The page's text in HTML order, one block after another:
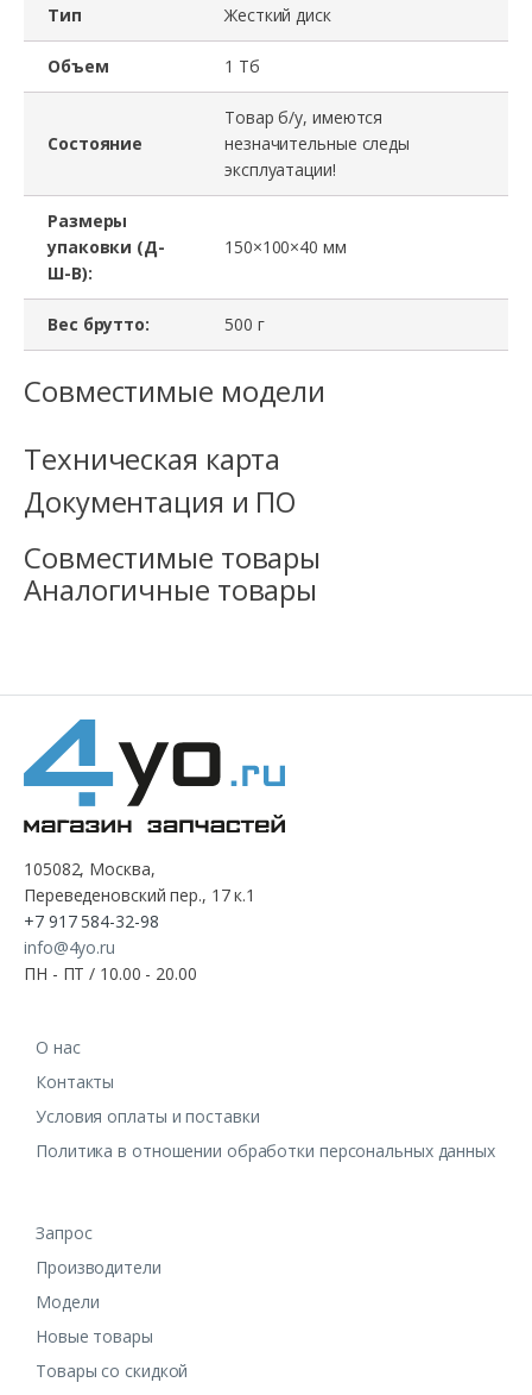
Тип Жесткий диск
Объем 1 Тб
Состояние
Товар б/у, имеются
незначительные следы
эксплуатации!
Размеры
упаковки (Д-
Ш-В):
150×100×40 мм
Вес брутто: 500 г
Совместимые модели
Техническая карта
Документация и ПО
Совместимые товары
Аналогичные товары
105082, Москва,
Переведеновский пер., 17 к.1
+7 917 584-32-98
info@4yo.ru
ПН - ПТ / 10.00 - 20.00
О нас
Контакты
Условия оплаты и поставки
Политика в отношении обработки персональных данных
Запрос
Производители
Модели
Новые товары
Товары со скидкой